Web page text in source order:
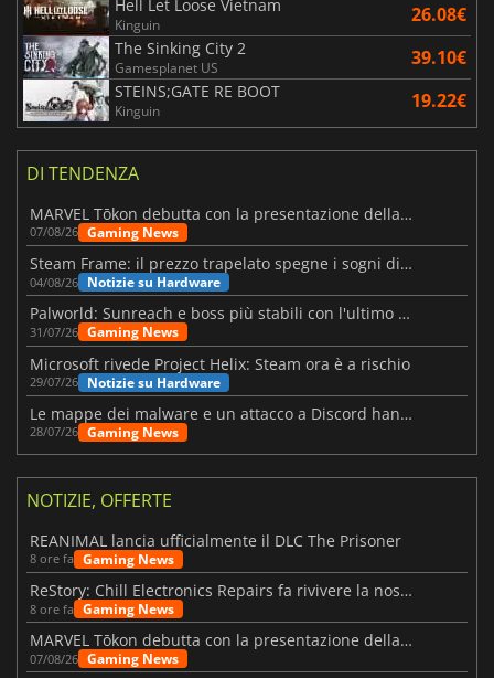
Hell Let Loose Vietnam
Kinguin 26.08€
The Sinking City 2
Gamesplanet US 39.10€
STEINS;GATE RE BOOT
Kinguin 19.22€
DI TENDENZA
MARVEL Tōkon debutta con la presentazione della roadmap per il primo anno
07/08/26 Gaming News
Steam Frame: il prezzo trapelato spegne i sogni di un VR economico
04/08/26 Notizie su Hardware
Palworld: Sunreach e boss più stabili con l'ultimo update
31/07/26 Gaming News
Microsoft rivede Project Helix: Steam ora è a rischio
29/07/26 Notizie su Hardware
Le mappe dei malware e un attacco a Discord hanno colpito Meccha Chameleon
28/07/26 Gaming News
NOTIZIE, OFFERTE
REANIMAL lancia ufficialmente il DLC The Prisoner
8 ore fa Gaming News
ReStory: Chill Electronics Repairs fa rivivere la nostalgia degli anni 2000
8 ore fa Gaming News
MARVEL Tōkon debutta con la presentazione della roadmap per il primo anno
07/08/26 Gaming News